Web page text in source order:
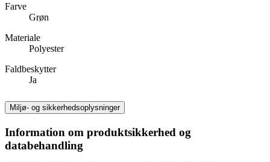
Farve
Grøn
Materiale
Polyester
Faldbeskytter
Ja
Miljø- og sikkerhedsoplysninger
Information om produktsikkerhed og
databehandling